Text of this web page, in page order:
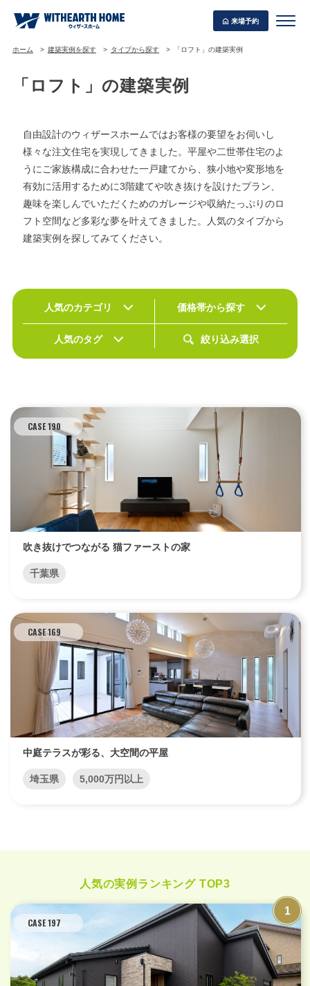
来場予約
エリア限定商品
ホーム 建築実例を探す タイプから探す 「ロフト」の建築実例
「ロフト」の建築実例
自由設計のウィザースホームではお客様の要望をお伺いし
様々な注文住宅を実現してきました。平屋や二世帯住宅のよ
うにご家族構成に合わせた一戸建てから、狭小地や変形地を
有効に活用するために3階建てや吹き抜けを設けたプラン、
趣味を楽しんでいただくためのガレージや収納たっぷりのロ
フト空間など多彩な夢を叶えてきました。人気のタイプから
建築実例を探してみてください。
人気のカテゴリ 価格帯から探す
人気のタグ 絞り込み選択
CASE 190
吹き抜けでつながる 猫ファーストの家
千葉県
CASE 169
中庭テラスが彩る、大空間の平屋
埼玉県 5,000万円以上
人気の実例ランキング TOP3
CASE 197